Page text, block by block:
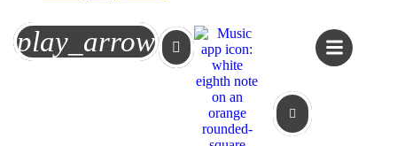
play_arrow